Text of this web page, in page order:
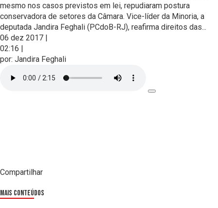
mesmo nos casos previstos em lei, repudiaram postura
conservadora de setores da Câmara. Vice-líder da Minoria, a
deputada Jandira Feghali (PCdoB-RJ), reafirma direitos das...
06 dez 2017 |
02:16 |
por: Jandira Feghali
Compartilhar
Mais Conteúdos